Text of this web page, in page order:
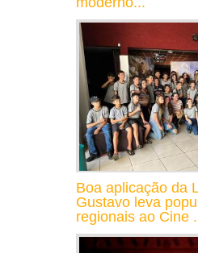
Boa aplicação da
Gustavo leva
regionais ao Cine